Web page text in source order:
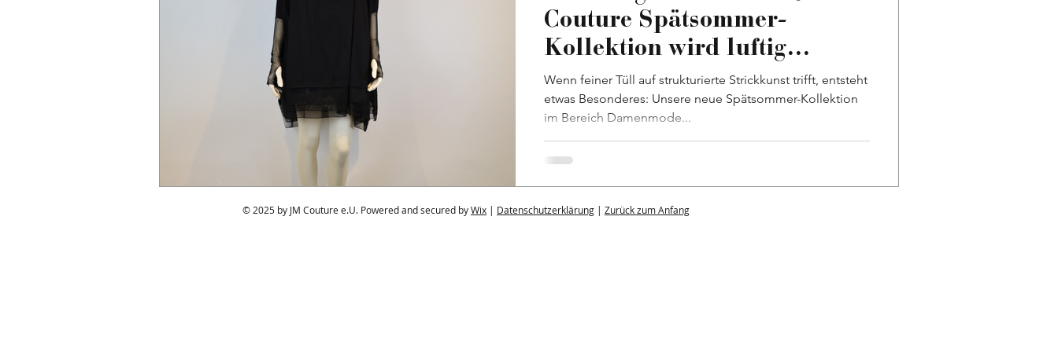
Couture Spätsommer-
Kollektion wird luftig
elegenat
Wenn feiner Tüll auf strukturierte Strickkunst trifft, entsteht
etwas Besonderes: Unsere neue Spätsommer-Kollektion
im Bereich Damenmode...
© 2025 by JM Couture e.U. Powered and secured byWix | Datenschutzerklärung | Zurück zum Anfang